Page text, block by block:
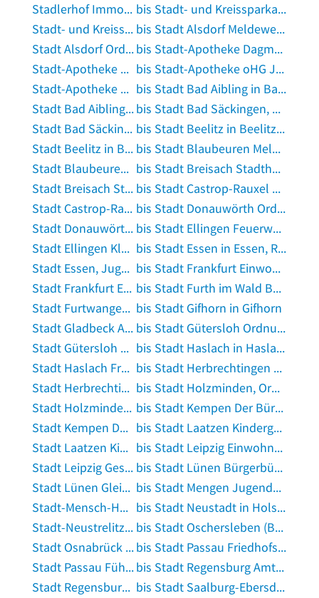
Stadlerhof Immobilien GmbH & Co. KG in Warngau
bis Stadt- und Kreissparkasse Erlangen Höchstadt Herzogenaurach Geschäftsstelle Röttenbach in Röttenbach bei Forchheim
Stadt- und Kreissparkasse Erlangen Höchstadt Herzogenaurach Geschäftsstelle Weisendorf in Weisendorf
bis Stadt Alsdorf Meldewesen in Alsdorf, Rheinland
Stadt Alsdorf Ordnungsamt Alsdorf in Alsdorf, Rheinland
bis Stadt-Apotheke Dagmar Vollbrecht in Friesack
Stadt-Apotheke Dagmar Wieser in Geisingen, Baden
bis Stadt-Apotheke oHG Josef Daiminger in Rötz, Oberpfalz
Stadt-Apotheke oHG Karl Ludwig Steger in Eggenfelden
bis Stadt Bad Aibling in Bad Aibling
Stadt Bad Aibling in Bad Aibling
bis Stadt Bad Säckingen, Sozialamt, Wohngeld in Bad Säckingen
Stadt Bad Säckingen Ordnungsamt in Bad Säckingen
bis Stadt Beelitz in Beelitz, Mark
Stadt Beelitz in Beelitz, Mark
bis Stadt Blaubeuren Meldeamt in Blaubeuren
Stadt Blaubeuren Ordnung, Soziales in Blaubeuren
bis Stadt Breisach Stadthalle in Breisach am Rhein
Stadt Breisach Standesamt in Breisach am Rhein
bis Stadt Castrop-Rauxel Standesamt in Castrop-Rauxel
Stadt Castrop-Rauxel Trafo in Castrop-Rauxel
bis Stadt Donauwörth Ordnungsamt in Donauwörth
Stadt Donauwörth Stadtbad in Donauwörth
bis Stadt Ellingen Feuerwehrgerätehaus in Ellingen, Bayern
Stadt Ellingen KlärAnl. in Ellingen, Bayern
bis Stadt Essen in Essen, Ruhr
Stadt Essen, Jugendamt, Kinder- und Familienbüro in Essen, Ruhr
bis Stadt Frankfurt Einwohnermeldeamt Außenstelle Fechenheim in Frankfurt am Main
Stadt Frankfurt Einwohnermeldeamt Bergen-Enkheim in Frankfurt am Main
bis Stadt Furth im Wald Bürgerbüro Einwohnermeldeamt Fundamt Passamt in Furth im Wald
Stadt Furtwangen in Furtwangen im Schwarzwald bis Stadt Gifhorn in Gifhorn
Stadt Gladbeck Amt für Jugend und Familie in Gladbeck
bis Stadt Gütersloh Ordnungsamt in Gütersloh
Stadt Gütersloh Rathaus Gütersloh Auskunft in Gütersloh
bis Stadt Haslach in Haslach im Kinzigtal
Stadt Haslach Freibad in Haslach im Kinzigtal
bis Stadt Herbrechtingen Kulturzentrum Kloster und Bücherei in Herbrechtingen
Stadt Herbrechtingen Musikschule in Herbrechtingen
bis Stadt Holzminden, Ordnungsamt in Holzminden
Stadt Holzminden, Sportzentrum in Holzminden
bis Stadt Kempen Der Bürgermeister in Kempen, Niederrhein
Stadt Kempen Der Bürgermeister in Kempen, Niederrhein
bis Stadt Laatzen Kindergarten in Laatzen bei Hannover
Stadt Laatzen Kindertagesstätte in Laatzen bei Hannover
bis Stadt Leipzig Einwohnermeldeamt der Stadt Leipzig in Leipzig
Stadt Leipzig Gesundheitsamt in Leipzig
bis Stadt Lünen Bürgerbüro in Lünen
Stadt Lünen Gleichstellung-Frauenbüro in Lünen
bis Stadt Mengen Jugendmusikschule Verwaltung in Mengen, Württemberg
Stadt-Mensch-Hund in Quickborn, Kreis Pinneberg
bis Stadt Neustadt in Holstein Volkshochschule Stadtarchiv in Neustadt, Schleswig-Holstein
Stadt-Neustrelitz in Neustrelitz
bis Stadt Oschersleben (Bode) in Oschersleben, Bode
Stadt Osnabrück Der Oberbürgermeister in Osnabrück
bis Stadt Passau Friedhofsamt in Passau
Stadt Passau Führerscheinauskunftsstelle in Passau
bis Stadt Regensburg Amt für Jugend und Familie in Regensburg
Stadt Regensburg Amt für kommunale Jugendarbeit der Stadt Regensburg in Regensburg
bis Stadt Saalburg-Ebersdorf Bürgerservice in Saalburg-Ebersdorf